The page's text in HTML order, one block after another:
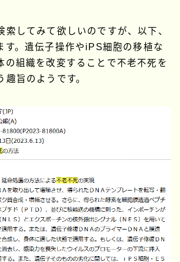
索してみて欲しいのですが、以下、
す。遺伝子操作やiPS細胞の移植な
の組織を改変することで不老不死を
趣旨のようです。